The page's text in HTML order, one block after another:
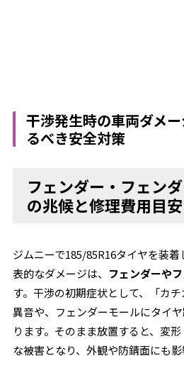
干渉発生時の車両ダメ
るべき安全対策
フェンダー・フェン
の兆候と修理費用目安
ジムニーで185/85R16タイヤを装
表的なダメージは、 フェンダーや
す。干渉の初期症状として、「カ
異音や、フェンダーモールにタイ
ります。そのまま放置すると、変
な被害となり、外観や防錆面にも影